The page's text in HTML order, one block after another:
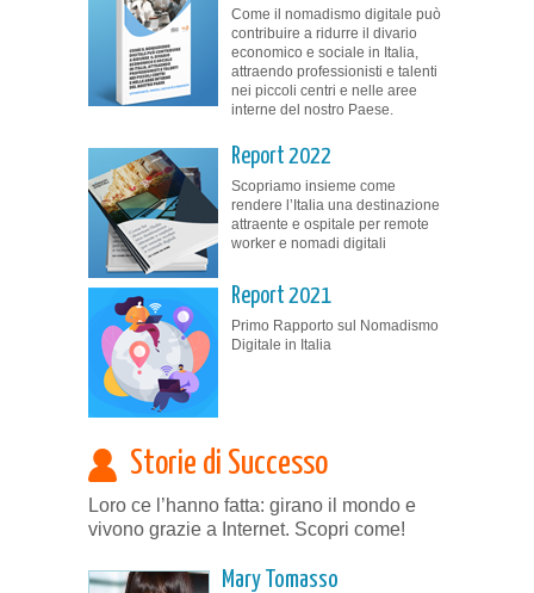
Come il nomadismo digitale può
contribuire a ridurre il divario
economico e sociale in Italia,
attraendo professionisti e talenti
nei piccoli centri e nelle aree
interne del nostro Paese.
Report 2022
Scopriamo insieme come
rendere l’Italia una destinazione
attraente e ospitale per remote
worker e nomadi digitali
Report 2021
Primo Rapporto sul Nomadismo
Digitale in Italia
Storie di Successo
Loro ce l’hanno fatta: girano il mondo e
vivono grazie a Internet. Scopri come!
Mary Tomasso